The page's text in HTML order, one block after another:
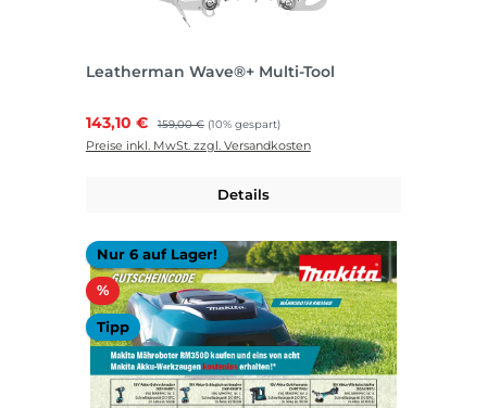
Leatherman Wave®+ Multi-Tool
Verkaufspreis:
143,10 € Regulärer Preis:
159,00 € (10% gespart)
Preise inkl. MwSt. zzgl. Versandkosten
Details
Nur 6 auf Lager!
%Rabatt
Tipp